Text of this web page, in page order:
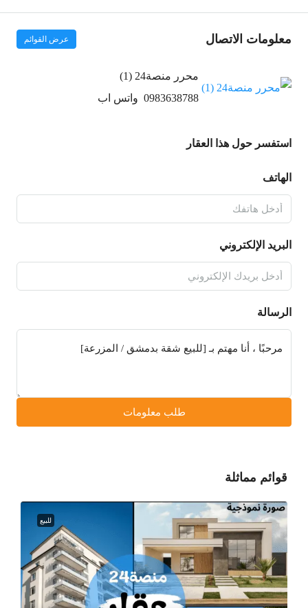
معلومات الاتصال عرض القوائم
محرر منصة24 (1)
0983638788 واتس اب
استفسر حول هذا العقار
الهاتف
البريد الإلكتروني
الرسالة
طلب معلومات
قوائم مماثلة
للبيع